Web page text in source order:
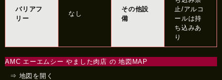
バリアフ
リー
なし
その他設
備
止/アルコ
ールは持
ち込みあ
り
AMC エーエムシー やました肉店 の 地図MAP
⇒ 地図を開く